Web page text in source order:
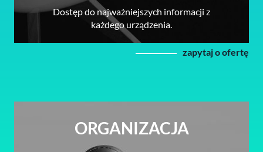
Dostęp do najważniejszych informacji z
każdego urządzenia.
zapytaj o ofertę
ORGANIZACJA